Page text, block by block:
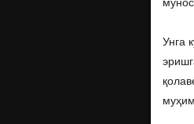
Унга